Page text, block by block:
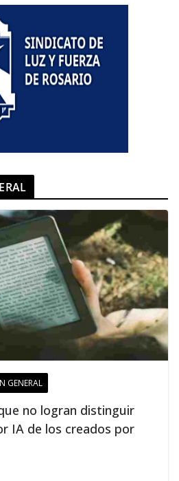
GENERAL
no logran distinguir
IA de los creados por